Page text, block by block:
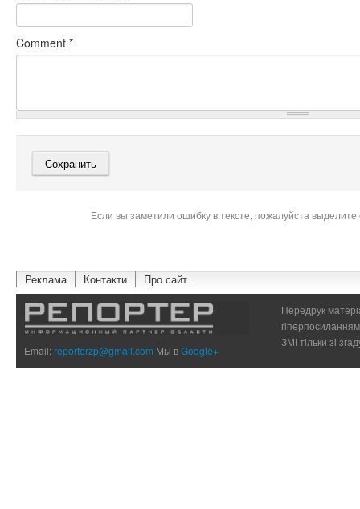
Comment *
Если вы заметили ошибку в тексте, пожалуйста
Реклама Контакти Про сайт
Email:reporterzp@gmail.com Мы вGoogle+
Передрук
ЗМІ тільки зі